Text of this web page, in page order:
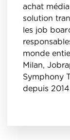
achat
solution
les job
monde
Milan,
Symphony
depuis